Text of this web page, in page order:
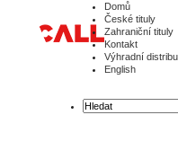
Domů
České tituly
Zahraniční tituly
Kontakt
Výhradní
English